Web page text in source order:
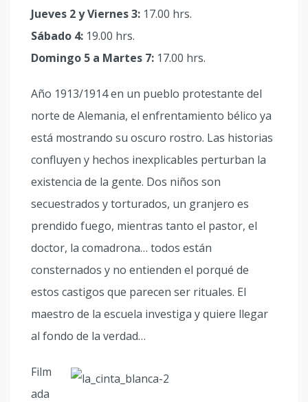
Jueves 2 y Viernes 3: 17.00 hrs.
Sábado 4: 19.00 hrs.
Domingo 5 a Martes 7: 17.00 hrs.
Año 1913/1914 en un pueblo protestante del
norte de Alemania, el enfrentamiento bélico ya
está mostrando su oscuro rostro. Las historias
confluyen y hechos inexplicables perturban la
existencia de la gente. Dos niños son
secuestrados y torturados, un granjero es
prendido fuego, mientras tanto el pastor, el
doctor, la comadrona… todos están
consternados y no entienden el porqué de
estos castigos que parecen ser rituales. El
maestro de la escuela investiga y quiere llegar
al fondo de la verdad…
Film
ada